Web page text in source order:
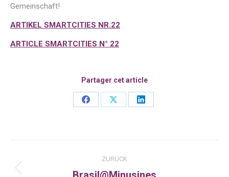
Gemeinschaft!
ARTIKEL SMARTCITIES NR.22
ARTICLE SMARTCITIES N° 22
Partager cet article
Share
Share
Share
Kommentarnavigation
ZURÜCK
Vorheriger